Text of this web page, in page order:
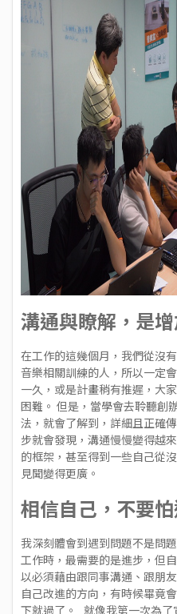
溝通與瞭解，是
在工作的這幾個月，我們從沒
音樂相關訓練的人，所以一定
一久，或是計畫稍有推遲，大
困難。 但是，當學會去聆聽創
法，就會了解到，詳細且正確
步就會發現，溝通慢慢變得越
的框架，甚至得到一些自己從
見聞變得更廣。
相信自己，不要
我深刻體會到遇到問題不是問
工作時，最需要的是進步，但
以必須藉由跟同事溝通、跟朋
自己改進的方向，有時候畢竟
下就過了。 就像我第一次為